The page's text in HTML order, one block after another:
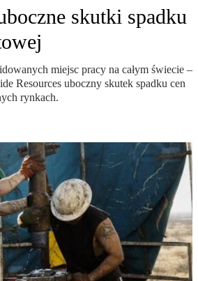
skutki spadku
miejsc pracy na całym świecie –
Resources uboczny skutek spadku cen
rynkach.